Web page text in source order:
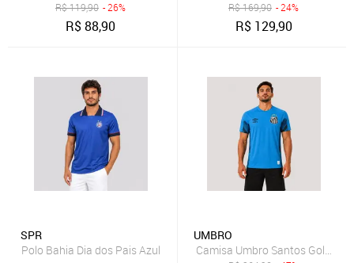
R$119,90 - 26%
R$88,90
R$169,90 - 24%
R$ 129,90
SPR
Polo Bahia Dia dos Pais Azul
UMBRO
Camisa Umbro Santos Goleiro